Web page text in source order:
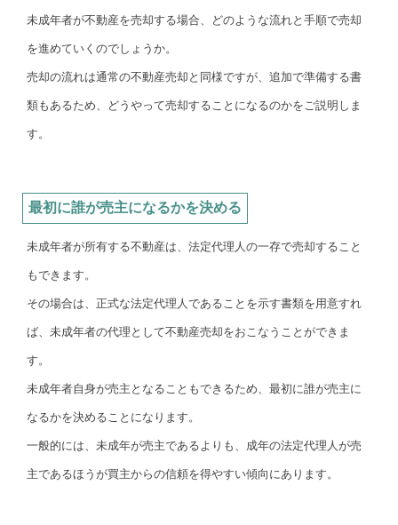
未成年者が不動産を売却する場合、どのような流れと手順で売却
を進めていくのでしょうか。
売却の流れは通常の不動産売却と同様ですが、追加で準備する書
類もあるため、どうやって売却することになるのかをご説明しま
す。
最初に誰が売主になるかを決める
未成年者が所有する不動産は、法定代理人の一存で売却すること
もできます。
その場合は、正式な法定代理人であることを示す書類を用意すれ
ば、未成年者の代理として不動産売却をおこなうことができま
す。
未成年者自身が売主となることもできるため、最初に誰が売主に
なるかを決めることになります。
一般的には、未成年が売主であるよりも、成年の法定代理人が売
主であるほうが買主からの信頼を得やすい傾向にあります。